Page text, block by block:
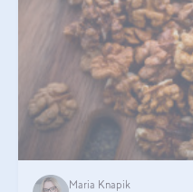
Maria Knapik